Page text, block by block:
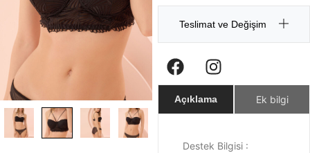
Teslimat ve Değişim
Açıklama Ek bilgi
Destek Bilgisi :